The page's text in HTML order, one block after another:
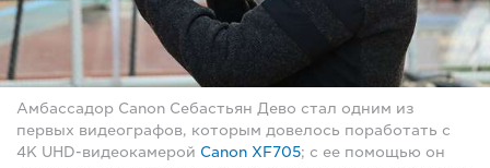
Амбассадор Canon Себастьян Дево стал одним из
первых видеографов, которым довелось поработать с
4K UHD-видеокамерой Canon XF705; с ее помощью он